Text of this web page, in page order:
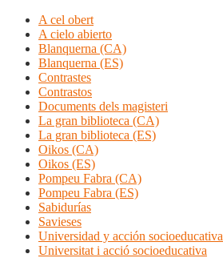
A cel obert
A cielo abierto
Blanquerna (CA)
Blanquerna (ES)
Contrastes
Contrastos
Documents dels magisteri
La gran biblioteca (CA)
La gran biblioteca (ES)
Oikos (CA)
Oikos (ES)
Pompeu Fabra (CA)
Pompeu Fabra (ES)
Sabidurías
Savieses
Universidad y acción socioeducativa
Universitat i acció socioeducativa